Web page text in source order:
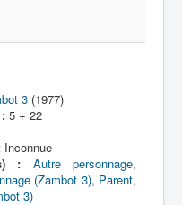
3(1977)
5 + 22
Inconnue
:
Autre personnage,
(Zambot 3), Parent,
3)